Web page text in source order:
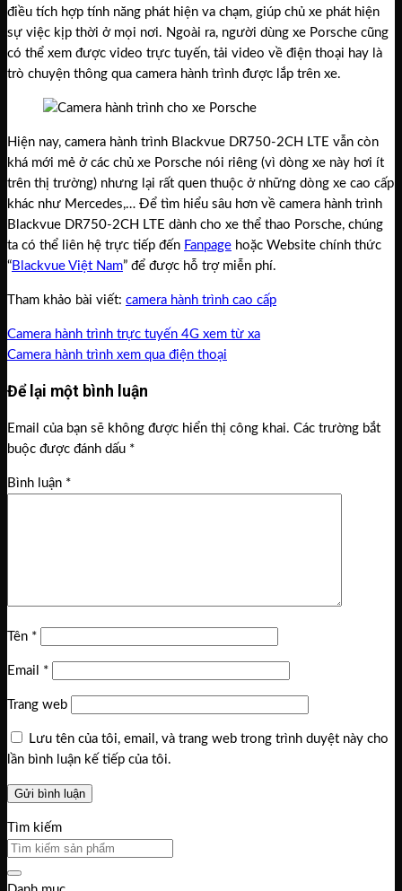
điều tích hợp tính năng phát hiện va chạm, giúp chủ xe phát hiện
sự việc kịp thời ở mọi nơi. Ngoài ra, người dùng xe Porsche cũng
có thể xem được video trực tuyến, tải video về điện thoại hay là
trò chuyện thông qua camera hành trình được lắp trên xe.
Hiện nay, camera hành trình Blackvue DR750-2CH LTE vẫn còn
khá mới mẻ ở các chủ xe Porsche nói riêng (vì dòng xe này hơi ít
trên thị trường) nhưng lại rất quen thuộc ở những dòng xe cao cấp
khác như Mercedes,… Để tìm hiểu sâu hơn về camera hành trình
Blackvue DR750-2CH LTE dành cho xe thể thao Porsche, chúng
ta có thể liên hệ trực tiếp đến Fanpage hoặc Website chính thức
“Blackvue Việt Nam” để được hỗ trợ miễn phí.
Tham khảo bài viết: camera hành trình cao cấp
Camera hành trình trực tuyến 4G xem từ xa
Camera hành trình xem qua điện thoại
Để lại một bình luận
Email của bạn sẽ không được hiển thị công khai. Các trường bắt
buộc được đánh dấu *
Bình luận *
Tên *
Email *
Trang web
Lưu tên của tôi, email, và trang web trong trình duyệt này cho
lần bình luận kế tiếp của tôi.
Tìm kiếm